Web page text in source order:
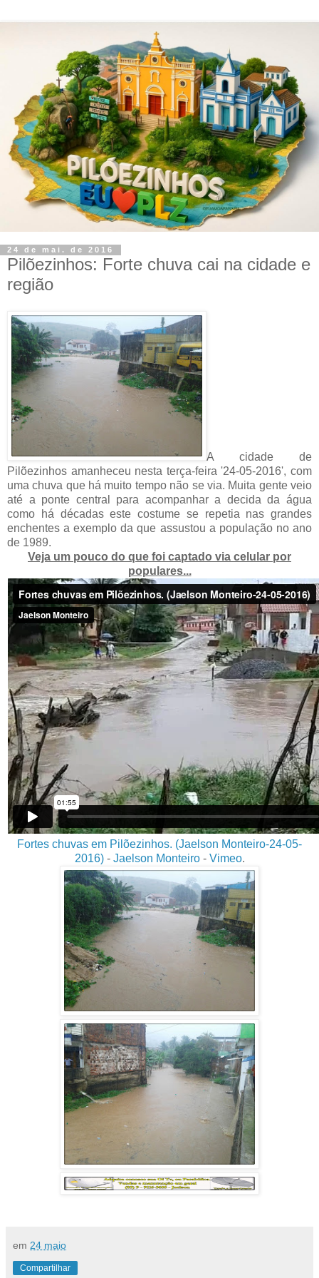
24 de mai. de 2016
Pilõezinhos: Forte chuva cai na cidade e
região
A cidade de
Pilõezinhos amanheceu nesta terça-feira '24-05-2016', com
uma chuva que há muito tempo não se via. Muita gente veio
até a ponte central para acompanhar a decida da água
como há décadas este costume se repetia nas grandes
enchentes a exemplo da que assustou a população no ano
de 1989.
Veja um pouco do que foi captado via celular por
populares...
Fortes chuvas em Pilõezinhos. (Jaelson Monteiro-24-05-
2016)- Jaelson Monteiro- Vimeo.
em 24 maio
Compartilhar